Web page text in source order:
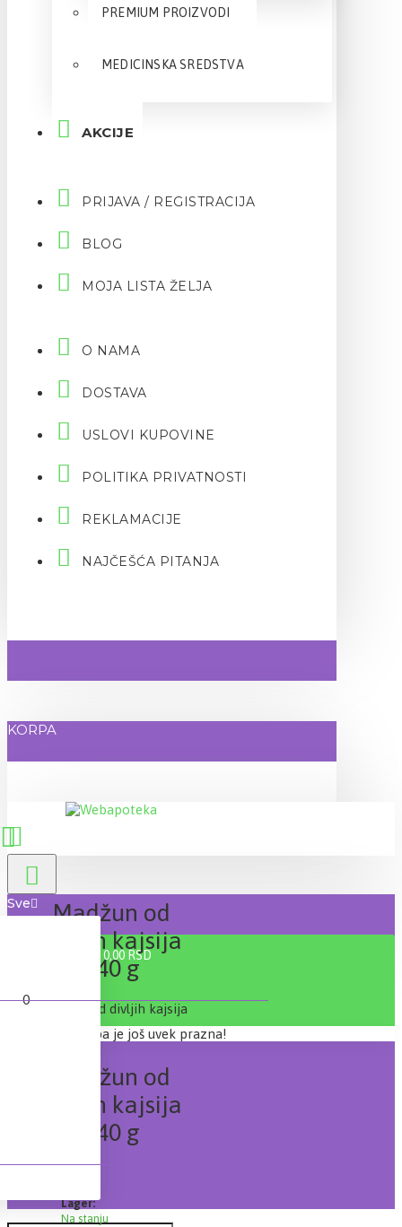
PREMIUM PROIZVODI
MEDICINSKA SREDSTVA
AKCIJE
PRIJAVA / REGISTRACIJA
BLOG
MOJA LISTA ŽELJA
O NAMA
DOSTAVA
USLOVI KUPOVINE
POLITIKA PRIVATNOSTI
REKLAMACIJE
NAJČEŠĆA PITANJA
KORPA
Sve
0 proizvod(a) - 0,00 RSD
0
Vaša korpa je još uvek prazna!
Madžun od
divljih kajsija
340 g
Madžun od
divljih kajsija
340 g
Lager:
Na stanju